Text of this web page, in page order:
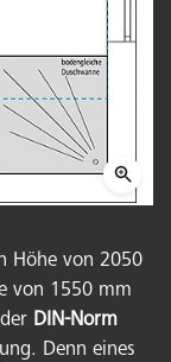
Höhe von 2050
von 1550 mm
DIN-Norm
Denn eines